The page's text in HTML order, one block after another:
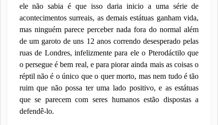
ele não sabia é que isso daria inicio a uma série de
acontecimentos surreais, as demais estátuas ganham vida,
mas ninguém parece perceber nada fora do normal além
de um garoto de uns 12 anos correndo desesperado pelas
ruas de Londres, infelizmente para ele o Pterodáctilo que
o persegue é bem real, e para piorar ainda mais as coisas o
réptil não é o único que o quer morto, mas nem tudo é tão
ruim que não possa ter uma lado positivo, e as estátuas
que se parecem com seres humanos estão dispostas a
defendê-lo.